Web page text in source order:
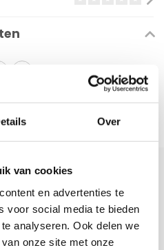
Over
van cookies
en advertenties te
voor social media te bieden
analyseren. Ook delen we
onze site met onze
onze nieuwsbrief
aanbiedingen en